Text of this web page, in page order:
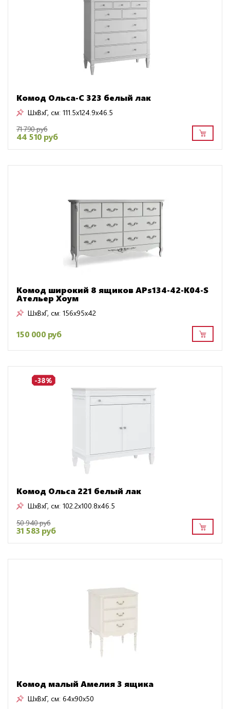
Комод Ольса-С 323 белый лак
ШxВxГ, см: 111.5x124.9x46.5
71 790 руб
44 510 руб
Комод широкий 8 ящиков APs134-42-K04-S
Ательер Хоум
ШxВxГ, см: 156x95x42
150 000 руб
-38%
Комод Ольса 221 белый лак
ШxВxГ, см: 102.2x100.8x46.5
50 940 руб
31 583 руб
Комод малый Амелия 3 ящика
ШxВxГ, см: 64x90x50